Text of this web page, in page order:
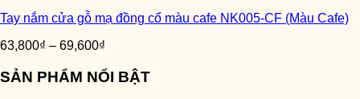
Tay nắm cửa gỗ mạ đồng cổ màu cafe NK005-CF (Màu Cafe)
63,800₫ – 69,600₫
SẢN PHẨM NỔI BẬT